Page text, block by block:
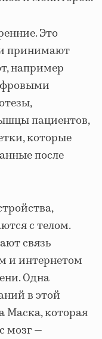
Это
принимают
например
пациентов,
которые
после
с телом.
связь
и интернетом
Одна
в этой
Маска, которая
мозг —